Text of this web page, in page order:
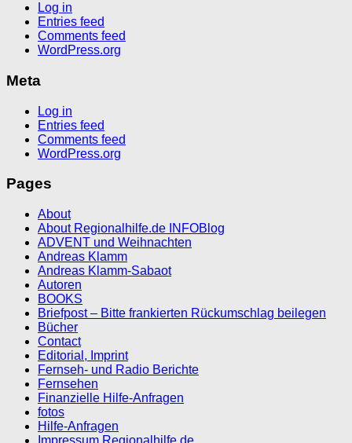
Log in
Entries feed
Comments feed
WordPress.org
Meta
Log in
Entries feed
Comments feed
WordPress.org
Pages
About
About Regionalhilfe.de INFOBlog
ADVENT und Weihnachten
Andreas Klamm
Andreas Klamm-Sabaot
Autoren
BOOKS
Briefpost – Bitte frankierten Rückumschlag beilegen
Bücher
Contact
Editorial, Imprint
Fernseh- und Radio Berichte
Fernsehen
Finanzielle Hilfe-Anfragen
fotos
Hilfe-Anfragen
Impressum Regionalhilfe.de